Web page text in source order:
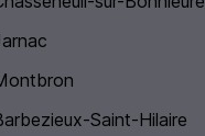
Saint-Hilaire